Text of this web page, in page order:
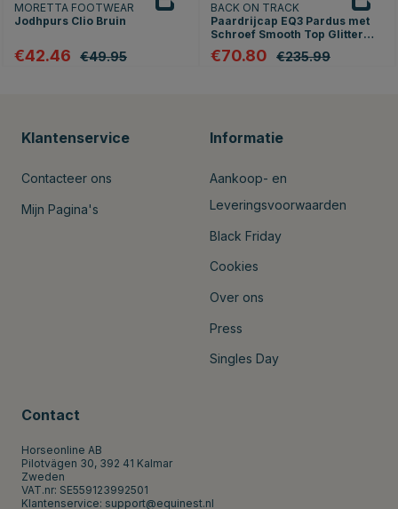
MORETTA FOOTWEAR
Jodhpurs Clio Bruin
€42.46 €49.95
BACK ON TRACK
Paardrijcap EQ3 Pardus met
Schroef Smooth Top Glitter
Zwart Zand
€70.80 €235.99
Klantenservice
Contacteer ons
Mijn Pagina's
Informatie
Aankoop- en
Leveringsvoorwaarden
Black Friday
Cookies
Over ons
Press
Singles Day
Contact
Horseonline AB
Pilotvägen 30, 392 41 Kalmar
Zweden
VAT.nr: SE559123992501
Klantenservice: support@equinest.nl